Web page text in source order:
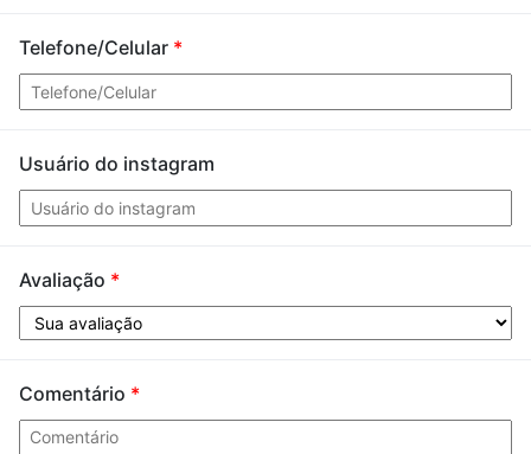
Telefone/Celular *
Usuário do instagram
Avaliação *
Comentário *